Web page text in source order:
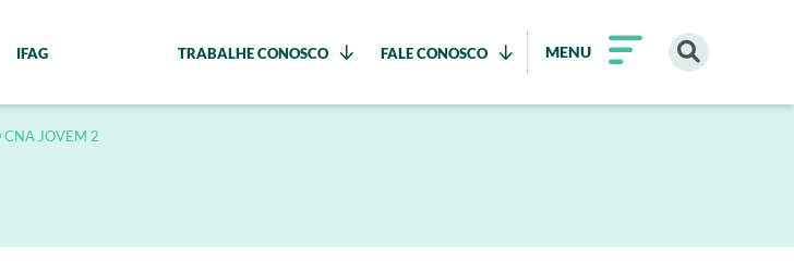
IFAG TRABALHE CONOSCO FALE CONOSCO MENU
CNA JOVEM 2